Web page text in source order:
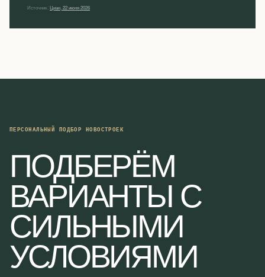
Источник:Циан, 22 июня 2026
ПЕРСОНАЛЬНЫЙ ПОДБОР НОВОСТРОЕК
ПОДБЕРЁМ
ВАРИАНТЫ С
СИЛЬНЫМИ
УСЛОВИЯМИ